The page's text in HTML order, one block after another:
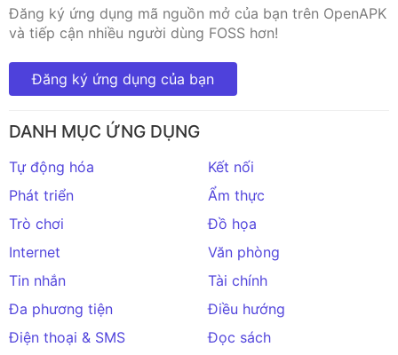
Đăng ký ứng dụng mã nguồn mở của bạn trên OpenAPK
và tiếp cận nhiều người dùng FOSS hơn!
Đăng ký ứng dụng của bạn
DANH MỤC ỨNG DỤNG
Tự động hóa
Kết nối
Phát triển
Ẩm thực
Trò chơi
Đồ họa
Internet
Văn phòng
Tin nhắn
Tài chính
Đa phương tiện
Điều hướng
Điện thoại & SMS
Đọc sách